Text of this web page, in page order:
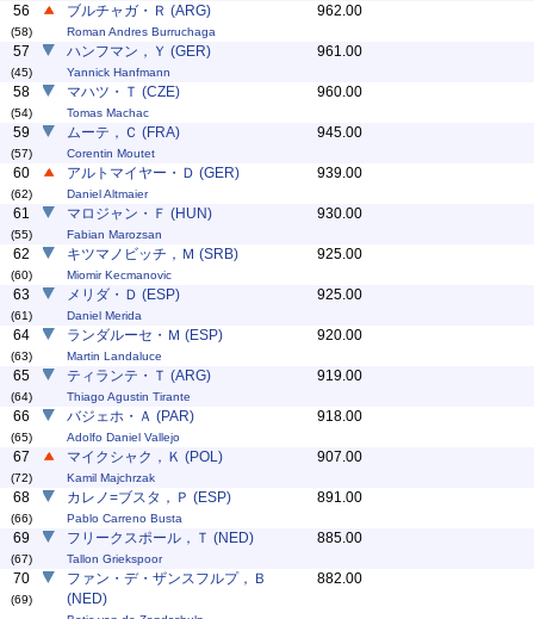
56
(58)
ブルチャガ・Ｒ (ARG)
Roman Andres Burruchaga
962.00
57
(45)
ハンフマン，Ｙ (GER)
Yannick Hanfmann
961.00
58
(54)
マハツ・Ｔ (CZE)
Tomas Machac
960.00
59
(57)
ムーテ，Ｃ (FRA)
Corentin Moutet
945.00
60
(62)
アルトマイヤー・Ｄ (GER)
Daniel Altmaier
939.00
61
(55)
マロジャン・Ｆ (HUN)
Fabian Marozsan
930.00
62
(60)
キツマノビッチ，Ｍ (SRB)
Miomir Kecmanovic
925.00
63
(61)
メリダ・Ｄ (ESP)
Daniel Merida
925.00
64
(63)
ランダルーセ・Ｍ (ESP)
Martin Landaluce
920.00
65
(64)
ティランテ・Ｔ (ARG)
Thiago Agustin Tirante
919.00
66
(65)
バジェホ・Ａ (PAR)
Adolfo Daniel Vallejo
918.00
67
(72)
マイクシャク，Ｋ (POL)
Kamil Majchrzak
907.00
68
(66)
カレノ=ブスタ，Ｐ (ESP)
Pablo Carreno Busta
891.00
69
(67)
フリークスポール，Ｔ (NED)
Tallon Griekspoor
885.00
70
(69)
ファン・デ・ザンスフルプ，Ｂ
(NED)
882.00